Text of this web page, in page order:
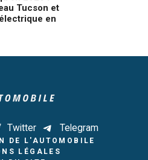
Tucson et
en
Twitter Telegram
DE L'AUTOMOBILE
LÉGALES